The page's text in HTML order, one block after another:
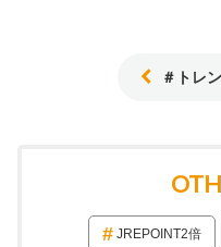
＃トレ
JREPOINT2倍